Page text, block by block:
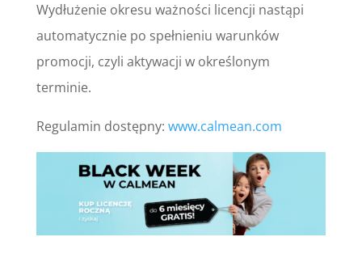
Wydłużenie okresu ważności licencji nastąpi
automatycznie po spełnieniu warunków
promocji, czyli aktywacji w określonym
terminie.
Regulamin dostępny: www.calmean.com